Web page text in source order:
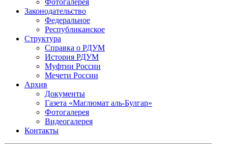
Фотогалерея
Законодательство
Федеральное
Республиканское
Структура
Справка о РДУМ
История РДУМ
Муфтии России
Мечети России
Архив
Документы
Газета «Маглюмат аль-Булгар»
Фотогалерея
Видеогалерея
Контакты